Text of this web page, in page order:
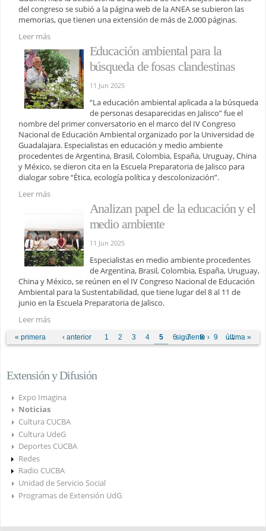
del congreso se subió a la página web de la ANEA se subieron las
memorias, que tienen una extensión de más de 2,000 páginas.
Leer más
Educación ambiental para la
búsqueda de fosas clandestinas
11 Jun 2025
“La educación ambiental aplicada a la búsqueda
de personas desaparecidas en Jalisco” fue el
nombre del primer conversatorio en el marco del IV Congreso
Nacional de Educación Ambiental organizado por la Universidad de
Guadalajara. Especialistas en educación y medio ambiente
procedentes de Argentina, Brasil, Colombia, España, Uruguay, China
y México, se dieron cita en la Escuela Preparatoria de Jalisco para
dialogar sobre “Ética, ecología política y descolonización”.
Leer más
Analizan papel de la educación y el
medio ambiente
11 Jun 2025
Especialistas en medio ambiente procedentes
de Argentina, Brasil, Colombia, España, Uruguay,
China y México, se reúnen en el IV Congreso Nacional de Educación
Ambiental para la Sustentabilidad, que tiene lugar del 8 al 11 de
junio en la Escuela Preparatoria de Jalisco.
Leer más
Páginas
« primera ‹ anterior 1 2 3 4 5 6 7 8 9 …
siguiente › última »
Extensión y Difusión
Expo Imagina
Noticias
Cultura CUCBA
Cultura UdeG
Deportes CUCBA
Redes
Radio CUCBA
Unidad de Servicio Social
Programas de Extensión UdG